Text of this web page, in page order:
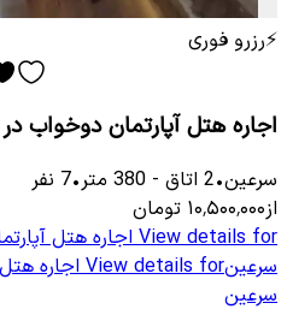
⚡رزرو فوری
اجاره هتل آپارتمان
سرعین•
2 اتاق -
380 متر•
7 نفر
از۱۰٬۵۰۰٬۰۰۰ تومان
View details for اجاره هتل
سرعینView details for اجاره
سرعین